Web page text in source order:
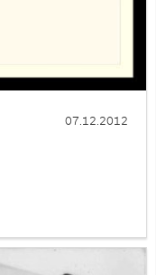
07.12.2012